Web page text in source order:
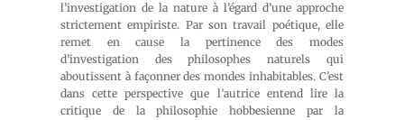
l’investigation de la nature à l’égard d’une approche
strictement empiriste. Par son travail poétique, elle
remet en cause la pertinence des modes
d’investigation des philosophes naturels qui
aboutissent à façonner des mondes inhabitables. C’est
dans cette perspective que l’autrice entend lire la
critique de la philosophie hobbesienne par la